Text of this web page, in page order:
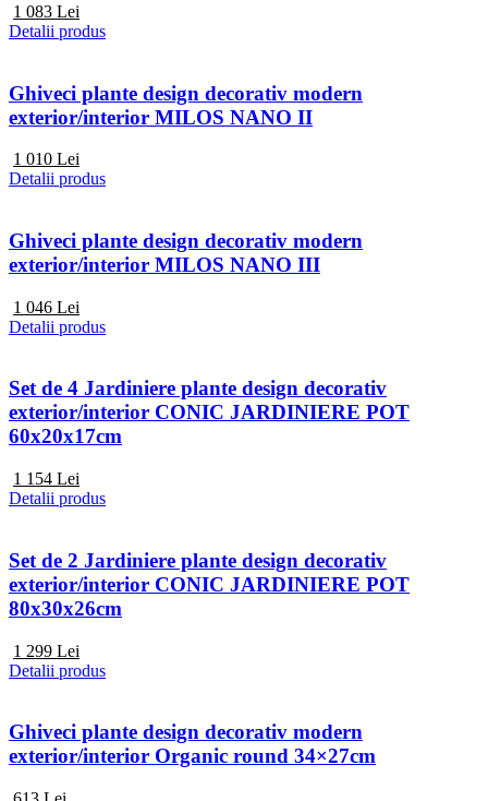
1 083 Lei
Detalii produs
Ghiveci plante design decorativ modern
exterior/interior MILOS NANO II
1 010 Lei
Detalii produs
Ghiveci plante design decorativ modern
exterior/interior MILOS NANO III
1 046 Lei
Detalii produs
Set de 4 Jardiniere plante design decorativ
exterior/interior CONIC JARDINIERE POT
60x20x17cm
1 154 Lei
Detalii produs
Set de 2 Jardiniere plante design decorativ
exterior/interior CONIC JARDINIERE POT
80x30x26cm
1 299 Lei
Detalii produs
Ghiveci plante design decorativ modern
exterior/interior Organic round 34×27cm